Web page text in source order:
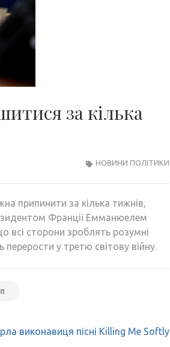
за кілька
НОВИНИ ПОЛІТИКИ
припинити за кілька тижнів,
Франції Емманюелем
сторони зроблять розумні
у третю світову війну.
виконавиця пісні Killing Me Softly